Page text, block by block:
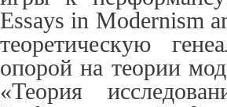
Essays in Modernism
теоретическую
опорой на теории
«Теория